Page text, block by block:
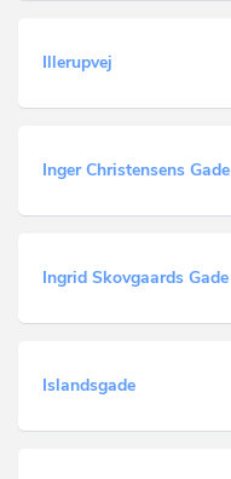
Illerupvej
Inger Christensens Gade
Ingrid Skovgaards Gade
Islandsgade